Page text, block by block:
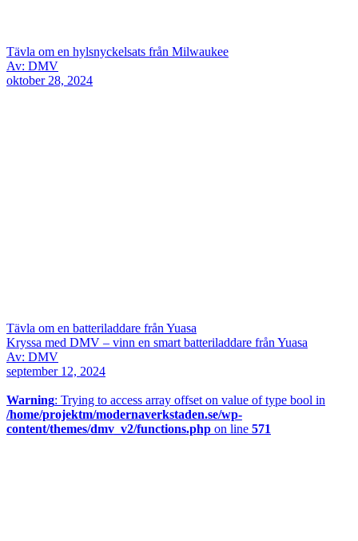
Tävla om en hylsnyckelsats från Milwaukee
Av: DMV
oktober 28, 2024
Tävla om en batteriladdare från Yuasa
Kryssa med DMV – vinn en smart batteriladdare från Yuasa
Av: DMV
september 12, 2024
Warning: Trying to access array offset on value of type bool in
/home/projektm/modernaverkstaden.se/wp-
content/themes/dmv_v2/functions.php on line 571